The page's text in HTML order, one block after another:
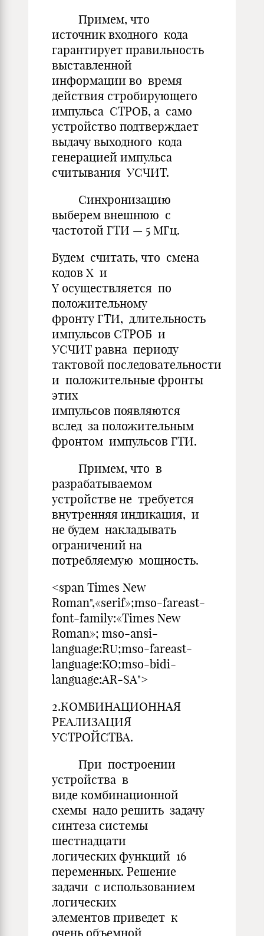
Примем, что
источник входного кода
гарантирует правильность
выставленной
информации во время
действия стробирующего
импульса СТРОБ, а само
устройство подтверждает
выдачу выходного кода
генерацией импульса
считывания УСЧИТ.
Синхронизацию
выберем внешнюю с
частотой ГТИ — 5 МГц.
Будем считать, что смена
кодов X и
Y осуществляется по
положительному
фронту ГТИ, длительность
импульсов СТРОБ и
УСЧИТ равна периоду
тактовой последовательности
и положительные фронты
этих
импульсов появляются
вслед за положительным
фронтом импульсов ГТИ.
Примем, что в
разрабатываемом
устройстве не требуется
внутренняя индикация, и
не будем накладывать
ограничений на
потребляемую мощность.
<span Times New
Roman",«serif»;mso-fareast-
font-family:«Times New
Roman»; mso-ansi-
language:RU;mso-fareast-
language:KO;mso-bidi-
language:AR-SA">
2.КОМБИНАЦИОННАЯ
РЕАЛИЗАЦИЯ
УСТРОЙСТВА.
При построении
устройства в
виде комбинационной
схемы надо решить задачу
синтеза системы
шестнадцати
логических функций 16
переменных. Решение
задачи с использованием
логических
элементов приведет к
очень объемной